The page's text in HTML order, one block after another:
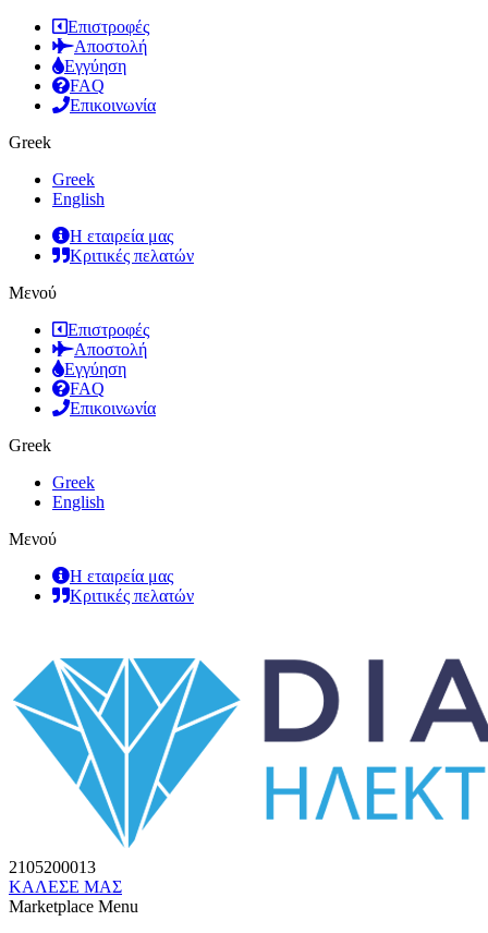
Επιστροφές
Αποστολή
Εγγύηση
FAQ
Επικοινωνία
Greek
Greek
English
Η εταιρεία μας
Κριτικές πελατών
Μενού
Επιστροφές
Αποστολή
Εγγύηση
FAQ
Επικοινωνία
Greek
Greek
English
Μενού
Η εταιρεία μας
Κριτικές πελατών
2105200013
ΚΑΛΕΣΕ ΜΑΣ
Marketplace Menu